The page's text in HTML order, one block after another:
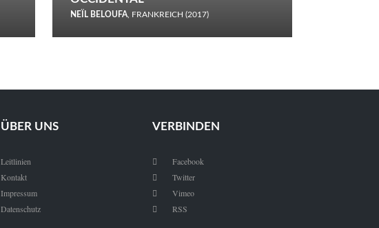
NEÏL BELOUFA, FRANKREICH (2017)
ÜBER UNS
Leitlinien
Kontakt
Impressum
Datenschutz
VERBINDEN
 Facebook
 Twitter
 Vimeo
 RSS